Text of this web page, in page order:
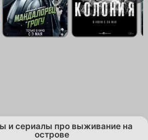
и сериалы про выживание на
острове